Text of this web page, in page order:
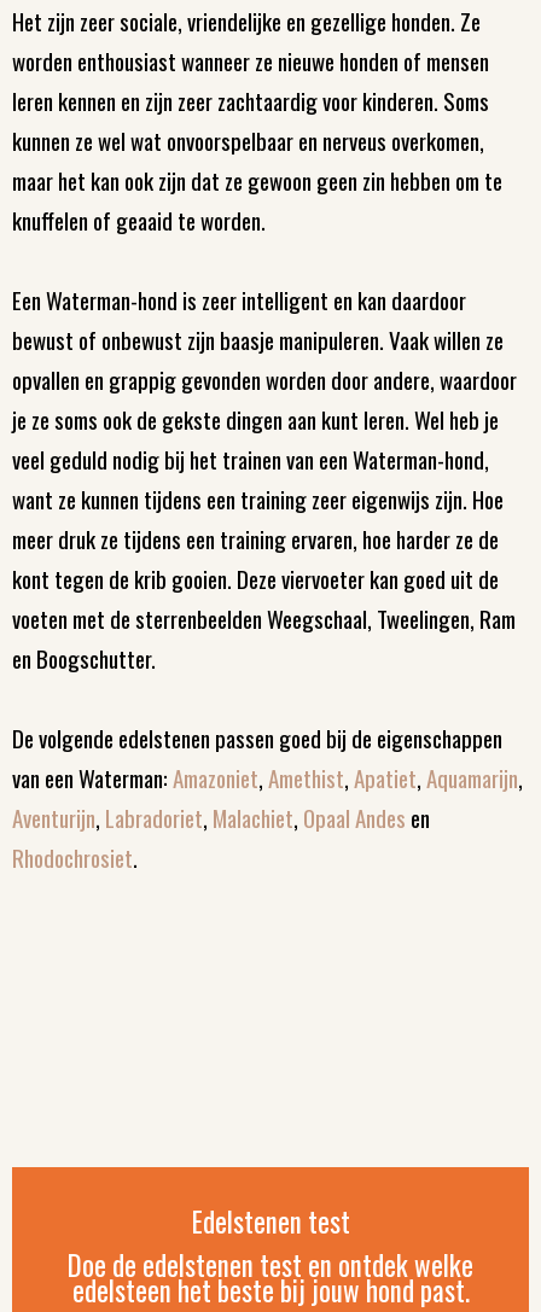
Het zijn zeer sociale, vriendelijke en gezellige honden. Ze
worden enthousiast wanneer ze nieuwe honden of mensen
leren kennen en zijn zeer zachtaardig voor kinderen. Soms
kunnen ze wel wat onvoorspelbaar en nerveus overkomen,
maar het kan ook zijn dat ze gewoon geen zin hebben om te
knuffelen of geaaid te worden.
Een Waterman-hond is zeer intelligent en kan daardoor
bewust of onbewust zijn baasje manipuleren. Vaak willen ze
opvallen en grappig gevonden worden door andere, waardoor
je ze soms ook de gekste dingen aan kunt leren. Wel heb je
veel geduld nodig bij het trainen van een Waterman-hond,
want ze kunnen tijdens een training zeer eigenwijs zijn. Hoe
meer druk ze tijdens een training ervaren, hoe harder ze de
kont tegen de krib gooien. Deze viervoeter kan goed uit de
voeten met de sterrenbeelden Weegschaal, Tweelingen, Ram
en Boogschutter.
De volgende edelstenen passen goed bij de eigenschappen
van een Waterman:Amazoniet,Amethist,Apatiet,Aquamarijn,
Aventurijn, Labradoriet, Malachiet, Opaal Andes en
Rhodochrosiet.
Edelstenen test
Doe de edelstenen test en ontdek welke
edelsteen het beste bij jouw hond past.